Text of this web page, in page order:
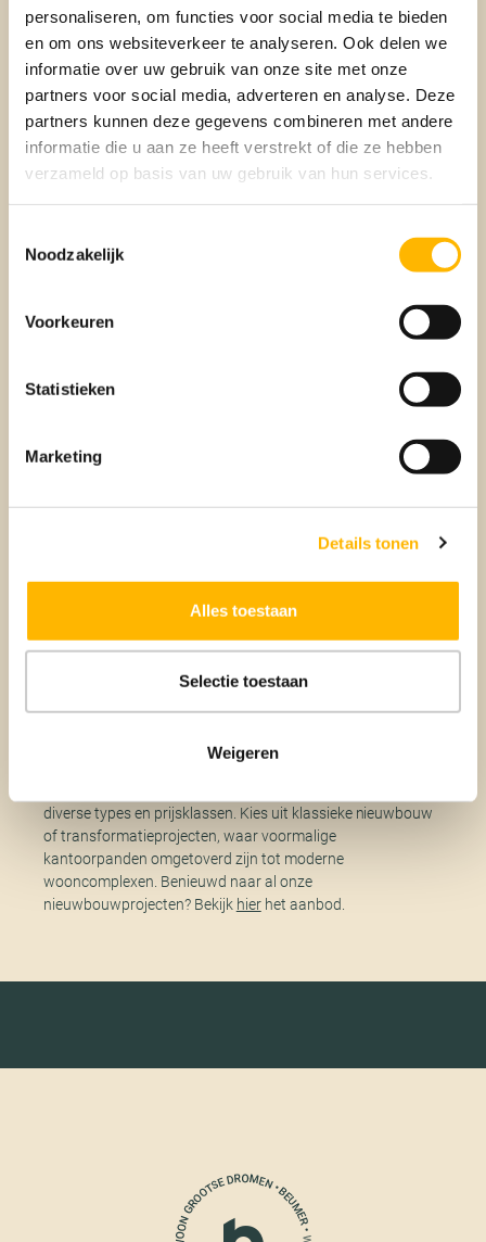
personaliseren, om functies voor social media te bieden
en om ons websiteverkeer te analyseren. Ook delen we
informatie over uw gebruik van onze site met onze
partners voor social media, adverteren en analyse. Deze
partners kunnen deze gegevens combineren met andere
informatie die u aan ze heeft verstrekt of die ze hebben
verzameld op basis van uw gebruik van hun services.
Noodzakelijk
Voorkeuren
Statistieken
Marketing
Details tonen
Alles toestaan
Selectie toestaan
Weigeren
Hoewel de meeste Nederlanders tevreden zijn met hun
woonomgeving, worstelt de jongere generatie (onder de 40)
en stedelingen met een krappe woningmarkt. De helft van
de woningzoekenden stuit op obstakels: te weinig aanbod,
hoge prijzen en woningen die simpelweg niet passen.
Oplossingen
Vanwege de krappe woningmarkt willen Nederlanders
huurwoningen. Flexwoningen worden gezien als
meerderheid pleit zelfs voor een landelijk quotum van 30%
sociale huurwoningen per gemeente.
ombouwen van leegstaande kantoren naar woningen.
cruciale rol spelen door zowel regels als financiële middelen
beschikbaar te stellen, zodat naast koopwoningen ook in
diverse types en prijsklassen. Kies uit klassieke nieuwbouw
of transformatieprojecten, waar voormalige
kantoorpanden omgetoverd zijn tot moderne
wooncomplexen. Benieuwd naar al onze
nieuwbouwprojecten? Bekijk hierhet aanbod.